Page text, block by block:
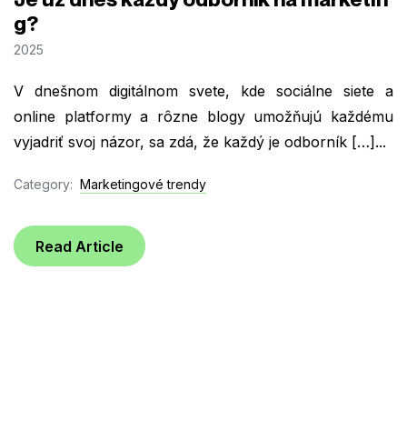
g?
2025
V dnešnom digitálnom svete, kde sociálne siete a
online platformy a rôzne blogy umožňujú každému
vyjadriť svoj názor, sa zdá, že každý je odborník […]...
Category: Marketingové trendy
Read Article